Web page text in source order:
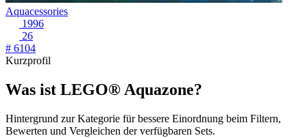
Aquacessories
1996
26
# 6104
Kurzprofil
Was ist LEGO® Aquazone?
Hintergrund zur Kategorie für bessere Einordnung beim Filtern,
Bewerten und Vergleichen der verfügbaren Sets.